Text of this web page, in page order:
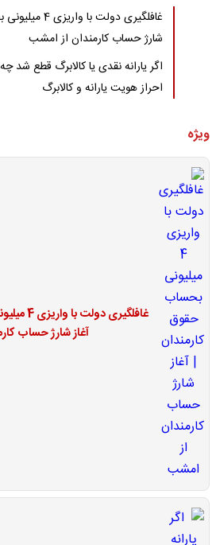
غافلگیری
شارژ حساب کارمندان از امشب
اگر یارانه نقدی یا کالابرگ قطع شد
احراز هویت یارانه و کالابرگ
ویژه
آغاز شارژ حساب